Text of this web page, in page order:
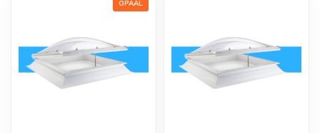
OPAAL